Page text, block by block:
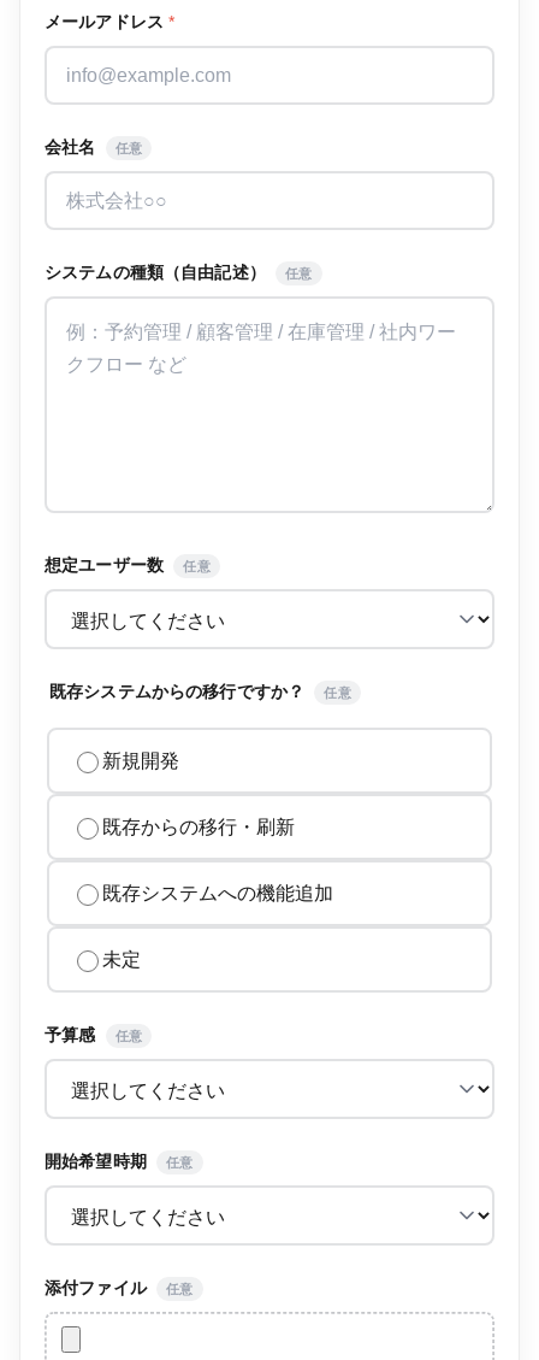
メールアドレス*
会社名 任意
システムの種類（自由記述） 任意
想定ユーザー数 任意
既存システムからの移行ですか？ 任意
新規開発
既存からの移行・刷新
既存システムへの機能追加
未定
予算感 任意
開始希望時期 任意
添付ファイル 任意